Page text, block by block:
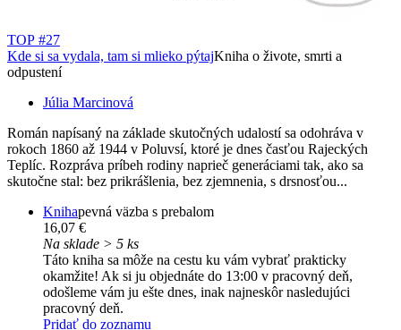
TOP #27
Kde si sa vydala, tam si mlieko pýtajKniha o živote, smrti a
odpustení
Júlia Marcinová
Román napísaný na základe skutočných udalostí sa odohráva v
rokoch 1860 až 1944 v Poluvsí, ktoré je dnes časťou Rajeckých
Teplíc. Rozpráva príbeh rodiny naprieč generáciami tak, ako sa
skutočne stal: bez prikrášlenia, bez zjemnenia, s drsnosťou...
Knihapevná väzba s prebalom
16,07 €
Na sklade > 5 ks
Táto kniha sa môže na cestu ku vám vybrať prakticky
okamžite! Ak si ju objednáte do 13:00 v pracovný deň,
odošleme vám ju ešte dnes, inak najneskôr nasledujúci
pracovný deň.
Pridať do zoznamu